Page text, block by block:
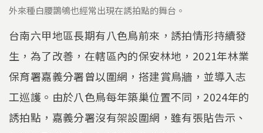
外來種白腰鵲鴝也經常出現在誘拍點的舞台。
台南六甲地區長期有八色鳥前來，誘拍情形持續發
生，為了改善，在轄區內的保安林地，2021年林業
保育署嘉義分署曾以圍網，搭建賞鳥牆，並導入志
工巡護。由於八色鳥每年築巢位置不同，2024年的
誘拍點，嘉義分署沒有架設圍網，雖有張貼告示、